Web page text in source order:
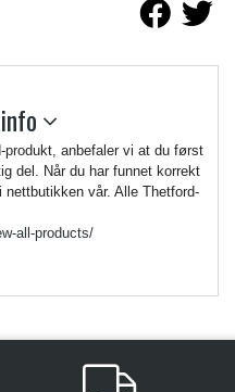
anbefaler vi at du først
del. Når du har funnet korrekt
vår. Alle Thetford-
all-products/